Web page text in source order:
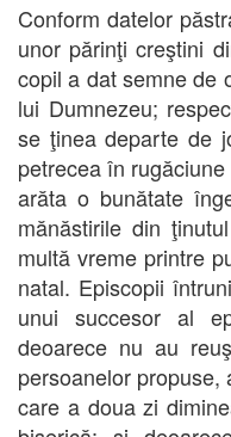
Conform datelor
unor părinţi creştini
copil a dat semne de
lui Dumnezeu;
se ţinea departe de
petrecea în
arăta o bunătate
mănăstirile din
multă vreme printre
natal. Episcopii
unui succesor al
deoarece nu au
persoanelor propuse,
care a doua zi